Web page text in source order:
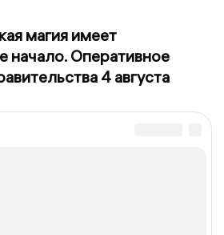
магия имеет
начало. Оперативное
4 августа